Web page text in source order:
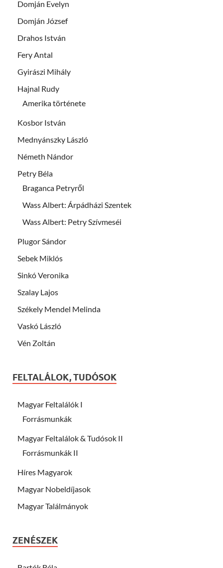
Domján Evelyn
Domján József
Drahos István
Fery Antal
Gyirászi Mihály
Hajnal Rudy
Amerika története
Kosbor István
Mednyánszky László
Németh Nándor
Petry Béla
Braganca Petryről
Wass Albert: Árpádházi Szentek
Wass Albert: Petry Szívmeséi
Plugor Sándor
Sebek Miklós
Sinkó Veronika
Szalay Lajos
Székely Mendel Melinda
Vaskó László
Vén Zoltán
FELTALÁLOK, TUDÓSOK
Magyar Feltalálók I
Forrásmunkák
Magyar Feltalálok & Tudósok II
Forrásmunkák II
Híres Magyarok
Magyar Nobeldíjasok
Magyar Találmányok
ZENÉSZEK